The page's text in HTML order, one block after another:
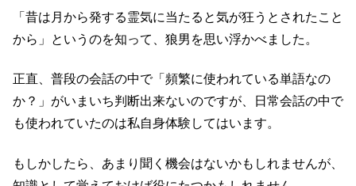
「昔は月から発する霊気に当たると気が狂うとされたこと
から」というのを知って、狼男を思い浮かべました。
正直、普段の会話の中で「頻繁に使われている単語なの
か？」がいまいち判断出来ないのですが、日常会話の中で
も使われていたのは私自身体験してはいます。
もしかしたら、あまり聞く機会はないかもしれませんが、